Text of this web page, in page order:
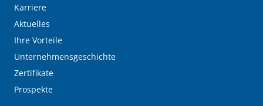
Karriere
Aktuelles
Ihre Vorteile
Unternehmensgeschichte
Zertifikate
Prospekte